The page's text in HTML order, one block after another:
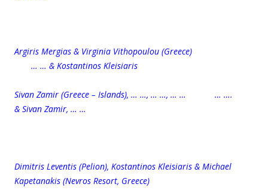
Argiris Mergias & Virginia Vithopoulou (Greece)
… … & Kostantinos Kleisiaris
Sivan Zamir (Greece – Islands), … …, … …, … … … ….
& Sivan Zamir, … …
Dimitris Leventis (Pelion), Kostantinos Kleisiaris & Michael
Kapetanakis (Nevros Resort, Greece)